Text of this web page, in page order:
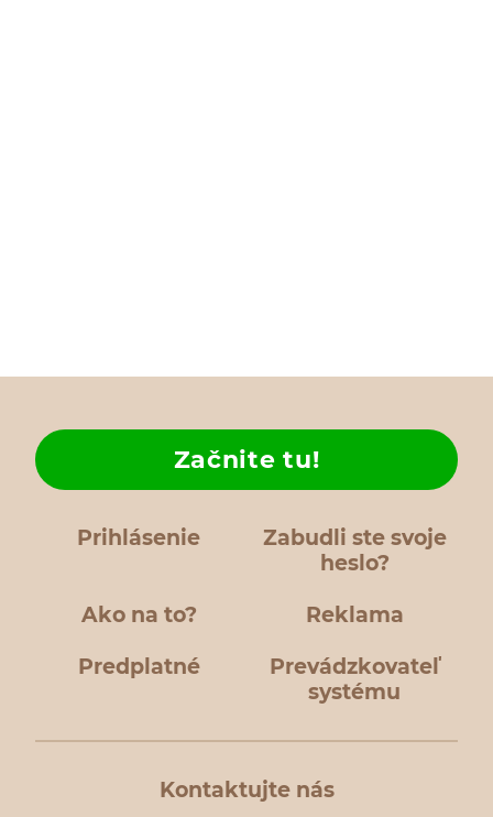
Prihlásenie
Zabudli ste svoje
heslo?
Ako na to?
Začnite tu!
Reklama
Predplatné
Prevádzkovateľ
systému
Kontaktujte nás